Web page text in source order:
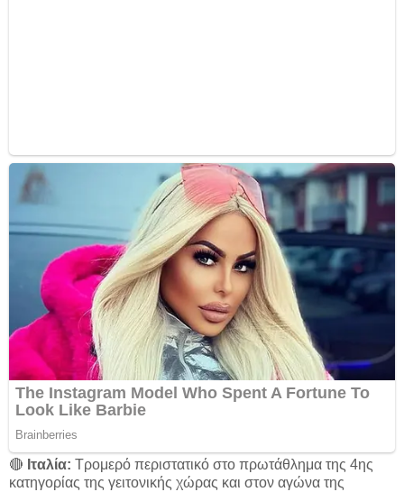
🔴 Ιταλία: Τρομερό περιστατικό στο πρωτάθλημα της 4ης
κατηγορίας της γειτονικής χώρας και στον αγώνα της